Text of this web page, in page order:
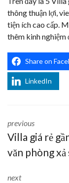
thông thuận lợi,
tiện ích cao cấp.
thêm kinh nghiệm
Share on
LinkedIn
previous
Villa giá rẻ
văn phòng
next